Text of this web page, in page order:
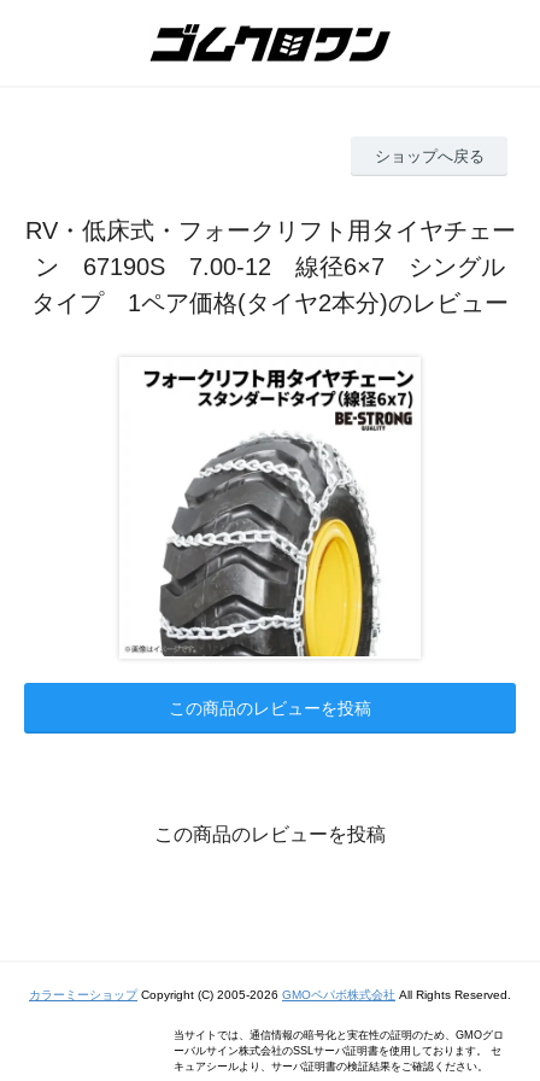
ショップへ戻る
RV・低床式・フォークリフト用タイヤチェー
ン 67190S 7.00-12 線径6×7 シングル
タイプ 1ペア価格(タイヤ2本分)のレビュー
この商品のレビューを投稿
この商品のレビューを投稿
カラーミーショップCopyright (C) 2005-2026 GMOペパボ株式会社 All Rights Reserved.
当サイトでは、通信情報の暗号化と実在性の証明のため、GMOグロ
ーバルサイン株式会社のSSLサーバ証明書を使用しております。 セ
キュアシールより、サーバ証明書の検証結果をご確認ください。